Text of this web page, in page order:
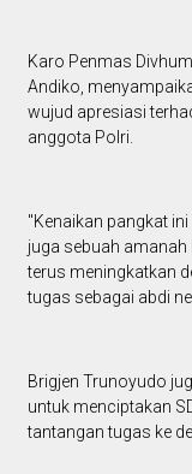
Karo Penmas
Andiko,
wujud apresiasi
anggota Polri.
"Kenaikan pangkat
juga sebuah amanah
terus meningkatkan
tugas sebagai abdi
Brigjen Trunoyudo
untuk menciptakan
tantangan tugas ke